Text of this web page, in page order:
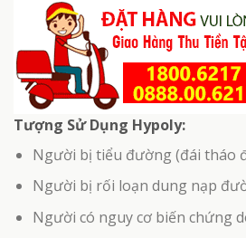
Tượng Sử Dụng Hypoly:
Người bị tiểu đường (đái tháo
Người bị rối loạn dung nạp
Người có nguy cơ biến chứng